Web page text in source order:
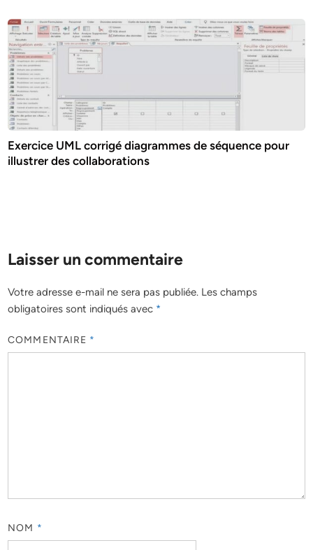
Exercice UML corrigé diagrammes de séquence pour
illustrer des collaborations
Laisser un commentaire
Votre adresse e-mail ne sera pas publiée. Les champs
obligatoires sont indiqués avec *
COMMENTAIRE *
NOM *